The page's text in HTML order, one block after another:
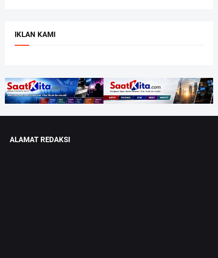
IKLAN KAMI
ALAMAT REDAKSI